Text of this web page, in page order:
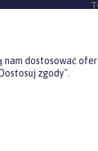
dostosować
zgody".